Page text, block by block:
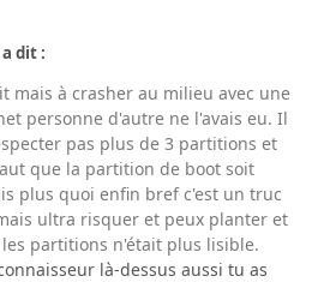
dit :
mais à crasher au milieu avec une
personne d'autre ne l'avais eu. Il
pas plus de 3 partitions et
que la partition de boot soit
plus quoi enfin bref c'est un truc
ultra risquer et peux planter et
partitions n'était plus lisible.
là-dessus aussi tu as